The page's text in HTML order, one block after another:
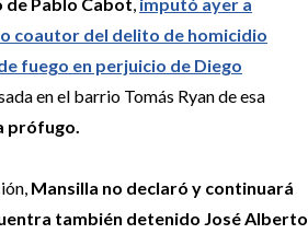
coautor del delito de homicidio
fuego en perjuicio de Diego
en el barrio Tomás Ryan de esa
prófugo.
Mansilla no declaró y continuará
también detenido José Alberto